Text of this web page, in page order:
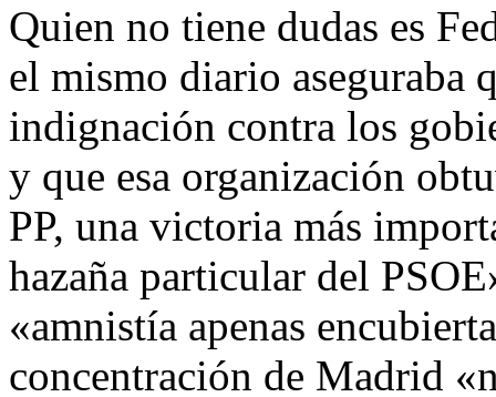
Quien no tiene dudas es
el mismo diario aseguraba
indignación contra los
y que esa organización
PP, una victoria más
hazaña particular del
«amnistía apenas
concentración de Madrid